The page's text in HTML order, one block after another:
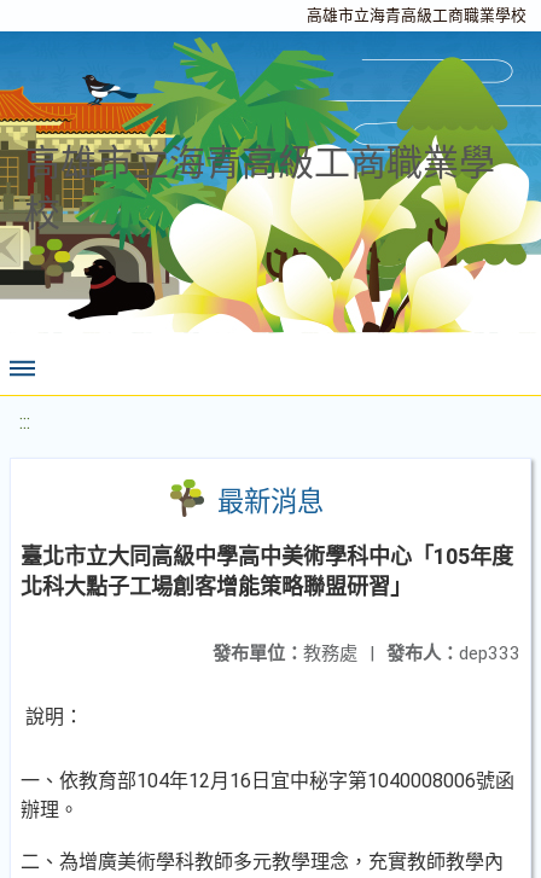
高雄市立海青高級工商職業學校
高雄市立海青高級工商職業學
校
:::
最新消息
臺北市立大同高級中學高中美術學科中心「105年度
北科大點子工場創客增能策略聯盟研習」
發布人： dep333
發布單位： 教務處 |
說明：
一、依教育部104年12月16日宜中秘字第1040008006號函
辦理。
二、為增廣美術學科教師多元教學理念，充實教師教學內